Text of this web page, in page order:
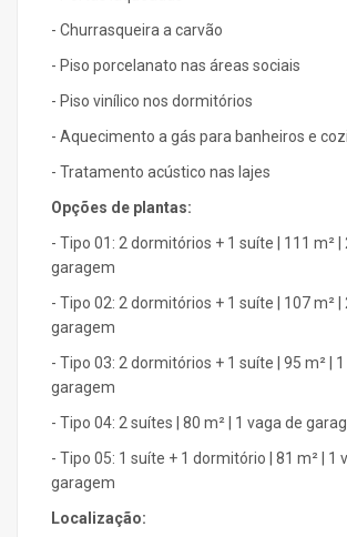
- Churrasqueira a carvão
- Piso porcelanato nas áreas sociais
- Piso vinílico nos dormitórios
- Aquecimento a gás para banheiros e
- Tratamento acústico nas lajes
Opções de plantas:
- Tipo 01: 2 dormitórios + 1 suíte | 111 m² |
garagem
- Tipo 02: 2 dormitórios + 1 suíte | 107 m² |
garagem
- Tipo 03: 2 dormitórios + 1 suíte | 95 m² |
garagem
- Tipo 04: 2 suítes | 80 m² | 1 vaga de
- Tipo 05: 1 suíte + 1 dormitório | 81 m² | 1
garagem
Localização: